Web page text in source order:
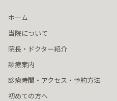
ホーム
当院について
院長・ドクター紹介
診療案内
診療時間・アクセス・予約方法
初めての方へ